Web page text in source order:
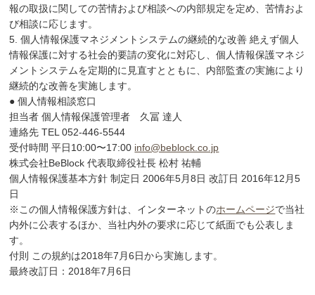
報の取扱に関しての苦情および相談への内部規定を定め、苦情およ
び相談に応じます。
5. 個人情報保護マネジメントシステムの継続的な改善 絶えず個人
情報保護に対する社会的要請の変化に対応し、個人情報保護マネジ
メントシステムを定期的に見直すとともに、内部監査の実施により
継続的な改善を実施します。
● 個人情報相談窓口
担当者 個人情報保護管理者 久冨 達人
連絡先 TEL 052-446-5544
受付時間 平日10:00〜17:00 info@beblock.co.jp
株式会社BeBlock 代表取締役社長 松村 祐輔
個人情報保護基本方針 制定日 2006年5月8日 改訂日 2016年12月5
日
※この個人情報保護方針は、インターネットのホームページで当社
内外に公表するほか、当社内外の要求に応じて紙面でも公表しま
す。
付則 この規約は2018年7月6日から実施します。
最終改訂日：2018年7月6日